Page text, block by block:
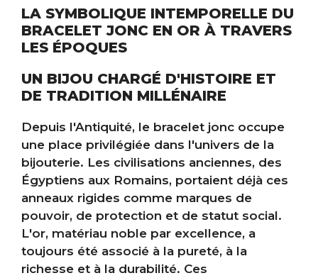
LA SYMBOLIQUE INTEMPORELLE DU
BRACELET JONC EN OR À TRAVERS
LES ÉPOQUES
UN BIJOU CHARGÉ D'HISTOIRE ET
DE TRADITION MILLÉNAIRE
Depuis l'Antiquité, le bracelet jonc occupe
une place privilégiée dans l'univers de la
bijouterie. Les civilisations anciennes, des
Égyptiens aux Romains, portaient déjà ces
anneaux rigides comme marques de
pouvoir, de protection et de statut social.
L'or, matériau noble par excellence, a
toujours été associé à la pureté, à la
richesse et à la durabilité. Ces